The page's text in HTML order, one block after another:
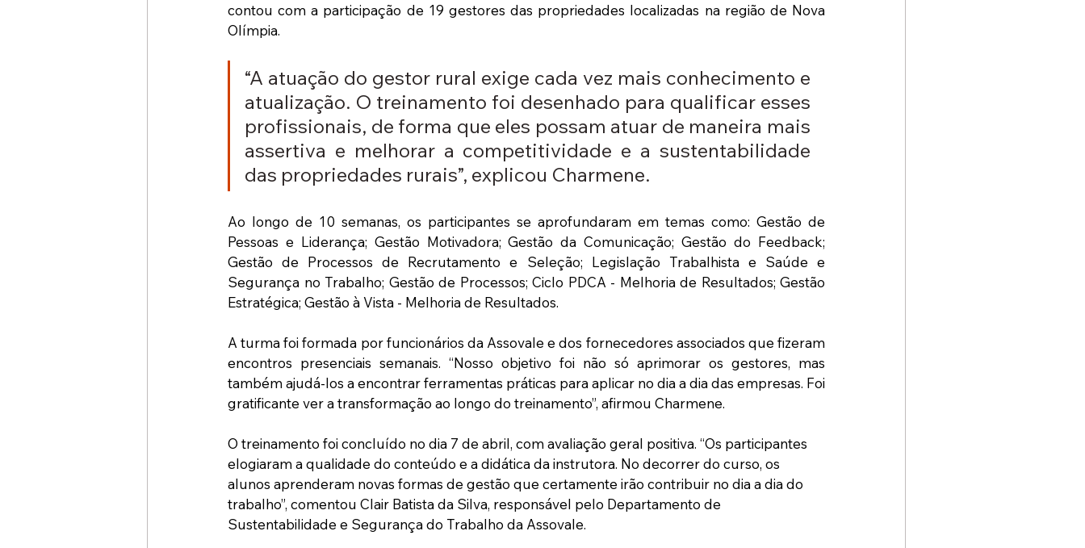
contou com a participação de 19 gestores das propriedades localizadas na região de Nova
Olímpia.
“A atuação do gestor rural exige cada vez mais conhecimento e
atualização. O treinamento foi desenhado para qualificar esses
profissionais, de forma que eles possam atuar de maneira mais
assertiva e melhorar a competitividade e a sustentabilidade
das propriedades rurais”, explicou Charmene.
Ao longo de 10 semanas, os participantes se aprofundaram em temas como: Gestão de
Pessoas e Liderança; Gestão Motivadora; Gestão da Comunicação; Gestão do Feedback;
Gestão de Processos de Recrutamento e Seleção; Legislação Trabalhista e Saúde e
Segurança no Trabalho; Gestão de Processos; Ciclo PDCA - Melhoria de Resultados; Gestão
Estratégica; Gestão à Vista - Melhoria de Resultados.
A turma foi formada por funcionários da Assovale e dos fornecedores associados que fizeram
encontros presenciais semanais. “Nosso objetivo foi não só aprimorar os gestores, mas
também ajudá-los a encontrar ferramentas práticas para aplicar no dia a dia das empresas. Foi
gratificante ver a transformação ao longo do treinamento”, afirmou Charmene.
O treinamento foi concluído no dia 7 de abril, com avaliação geral positiva. “Os participantes
elogiaram a qualidade do conteúdo e a didática da instrutora. No decorrer do curso, os
alunos aprenderam novas formas de gestão que certamente irão contribuir no dia a dia do
trabalho”, comentou Clair Batista da Silva, responsável pelo Departamento de
Sustentabilidade e Segurança do Trabalho da Assovale.